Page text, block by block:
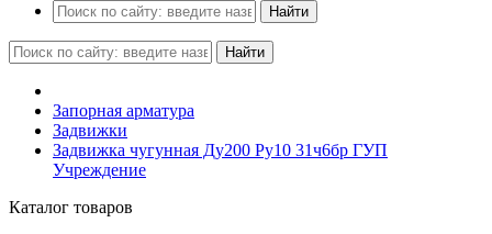
Найти
Найти
Запорная арматура
Задвижки
Задвижка чугунная Ду200 Ру10 31ч6бр ГУП
Учреждение
Каталог товаров